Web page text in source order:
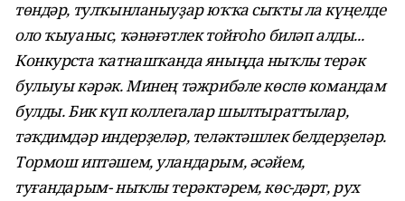
төндәр, тулҡынланыуҙар юҡҡа сыҡты ла күңелде
оло ҡыуаныс, ҡәнәғәтлек тойғоһо биләп алды...
Конкурста ҡатнашҡанда яныңда ныҡлы терәк
булыуы кәрәк. Минең тәжрибәле көслө командам
булды. Бик күп коллегалар шылтыраттылар,
тәҡдимдәр индерҙеләр, теләктәшлек белдерҙеләр.
Тормош иптәшем, уландарым, әсәйем,
туғандарым- ныҡлы терәктәрем, көс-дәрт, рух